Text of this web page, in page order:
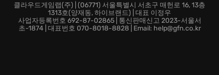
제를 마주하게 될 것입니다. 완전히 새롭게 디자인된 플
레이어 성장 시스템은 다양한 실험과 맞춤형 게임 플레이
환경을 제공합니다. 사이버 공간을 장악하고 생존을 위한
클라우드게임랩(주) | (06771) 서울특별시 서초구 매헌로 16, 13층
1313호(양재동, 하이브랜드) | 대표 이정우
사업자등록번호 692-87-02865 | 통신판매신고 2023-서울서
초-1874 | 대표번호 070-8018-8828 | Email: help@gfn.co.kr